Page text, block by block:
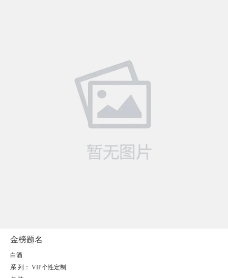
金榜题名
白酒
系 列： VIP个性定制